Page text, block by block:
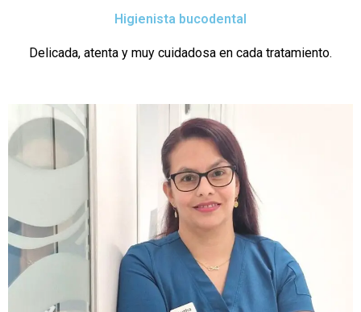
Higienista bucodental
Delicada, atenta y muy cuidadosa en cada tratamiento.